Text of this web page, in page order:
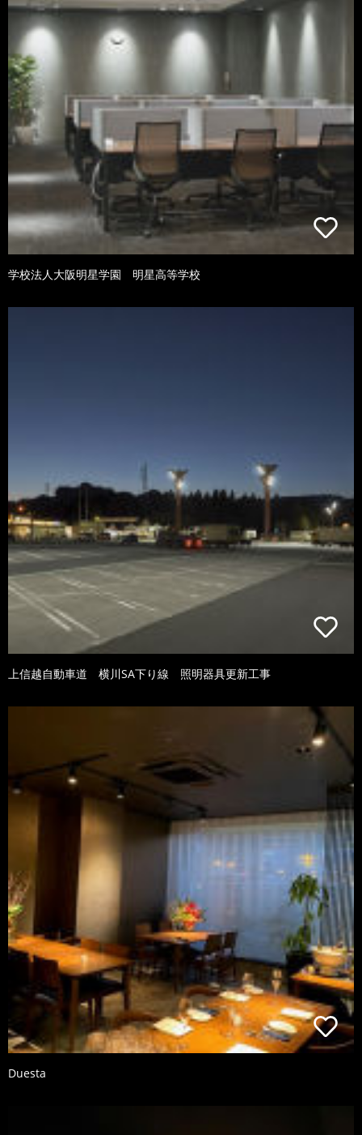
学校法人大阪明星学園 明星高等学校
上信越自動車道 横川SA下り線 照明器具更新工事
Duesta